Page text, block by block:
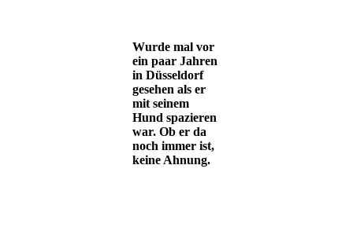
Wurde mal vor
ein paar Jahren
in Düsseldorf
gesehen als er
mit seinem
Hund spazieren
war. Ob er da
noch immer ist,
keine Ahnung.